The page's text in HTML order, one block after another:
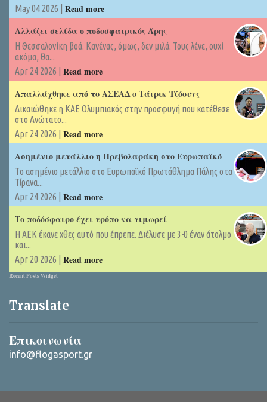
May 04 2026 | Read more
Αλλάζει σελίδα ο ποδοσφαιρικός Άρης
Η Θεσσαλονίκη βοά. Κανένας, όμως, δεν μιλά. Τους λένε, ουχί
ακόμα, θα...
Apr 24 2026 | Read more
Απαλλάχθηκε από το ΑΣΕΑΔ ο Τάιρικ Τζόουνς
Δικαιώθηκε η ΚΑΕ Ολυμπιακός στην προσφυγή που κατέθεσε
στο Ανώτατο...
Apr 24 2026 | Read more
Ασημένιο μετάλλιο η Πρεβολαράκη στο Ευρωπαϊκό
Tο ασημένιο μετάλλιο στο Ευρωπαϊκό Πρωτάθλημα Πάλης στα
Τίρανα...
Apr 24 2026 | Read more
Το ποδόσφαιρο έχει τρόπο να τιμωρεί
Η ΑΕΚ έκανε χθες αυτό που έπρεπε. Διέλυσε με 3-0 έναν άτολμο
και...
Apr 20 2026 | Read more
Recent Posts Widget
Translate
Επικοινωνία
info@flogasport.gr